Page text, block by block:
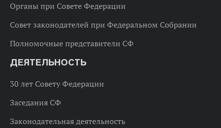
Органы при Совете Федерации
Совет законодателей при Федеральном Собрании
Полномочные представители СФ
ДЕЯТЕЛЬНОСТЬ
30 лет Совету Федерации
Заседания СФ
Законодательная деятельность